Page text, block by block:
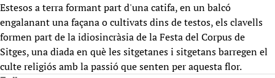
Estesos a terra formant part d'una catifa, en un balcó
engalanant una façana o cultivats dins de testos, els clavells
formen part de la idiosincràsia de la Festa del Corpus de
Sitges, una diada en què les sitgetanes i sitgetans barregen el
culte religiós amb la passió que senten per aquesta flor.